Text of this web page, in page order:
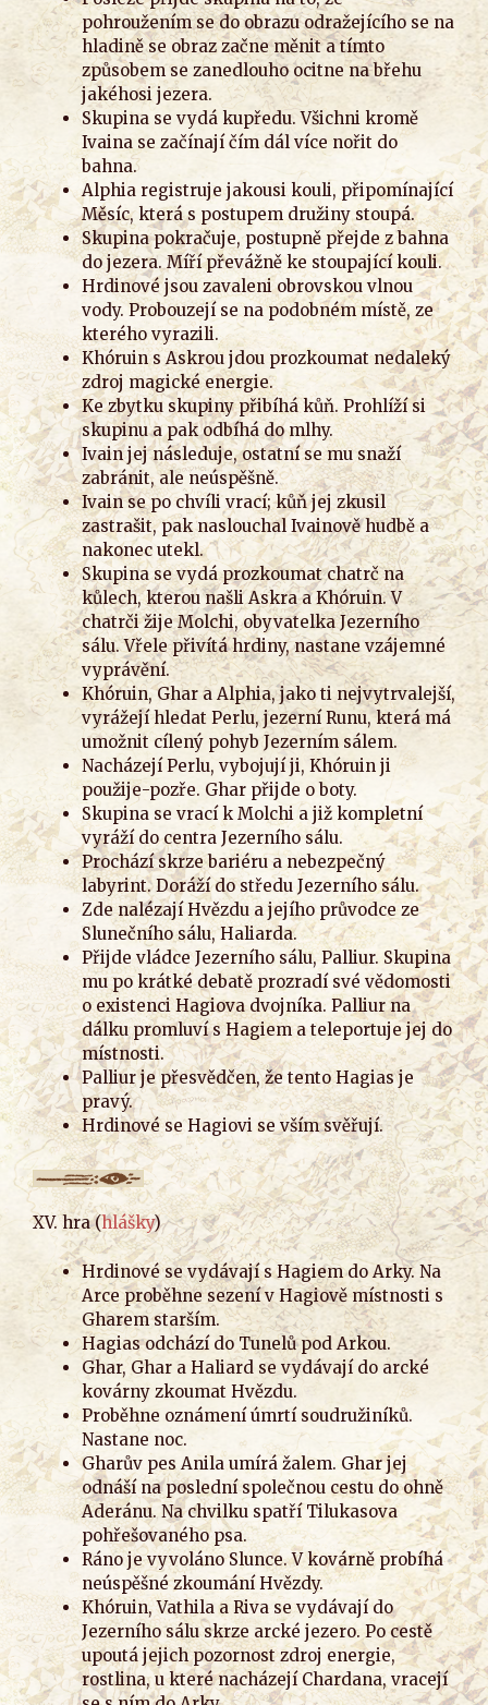
pohroužením se do obrazu odražejícího se na
hladině se obraz začne měnit a tímto
způsobem se zanedlouho ocitne na břehu
jakéhosi jezera.
Skupina se vydá kupředu. Všichni kromě
Ivaina se začínají čím dál více nořit do
bahna.
Alphia registruje jakousi kouli, připomínající
Měsíc, která s postupem družiny stoupá.
Skupina pokračuje, postupně přejde z bahna
do jezera. Míří převážně ke stoupající kouli.
Hrdinové jsou zavaleni obrovskou vlnou
vody. Probouzejí se na podobném místě, ze
kterého vyrazili.
Khóruin s Askrou jdou prozkoumat nedaleký
zdroj magické energie.
Ke zbytku skupiny přibíhá kůň. Prohlíží si
skupinu a pak odbíhá do mlhy.
Ivain jej následuje, ostatní se mu snaží
zabránit, ale neúspěšně.
Ivain se po chvíli vrací; kůň jej zkusil
zastrašit, pak naslouchal Ivainově hudbě a
nakonec utekl.
Skupina se vydá prozkoumat chatrč na
kůlech, kterou našli Askra a Khóruin. V
chatrči žije Molchi, obyvatelka Jezerního
sálu. Vřele přivítá hrdiny, nastane vzájemné
vyprávění.
Khóruin, Ghar a Alphia, jako ti nejvytrvalejší,
vyrážejí hledat Perlu, jezerní Runu, která má
umožnit cílený pohyb Jezerním sálem.
Nacházejí Perlu, vybojují ji, Khóruin ji
použije-pozře. Ghar přijde o boty.
Skupina se vrací k Molchi a již kompletní
vyráží do centra Jezerního sálu.
Prochází skrze bariéru a nebezpečný
labyrint. Doráží do středu Jezerního sálu.
Zde nalézají Hvězdu a jejího průvodce ze
Slunečního sálu, Haliarda.
Přijde vládce Jezerního sálu, Palliur. Skupina
mu po krátké debatě prozradí své vědomosti
o existenci Hagiova dvojníka. Palliur na
dálku promluví s Hagiem a teleportuje jej do
místnosti.
Palliur je přesvědčen, že tento Hagias je
pravý.
Hrdinové se Hagiovi se vším svěřují.
XV. hra (hlášky)
Hrdinové se vydávají s Hagiem do Arky. Na
Arce proběhne sezení v Hagiově místnosti s
Gharem starším.
Hagias odchází do Tunelů pod Arkou.
Ghar, Ghar a Haliard se vydávají do arcké
kovárny zkoumat Hvězdu.
Proběhne oznámení úmrtí soudružiníků.
Nastane noc.
Gharův pes Anila umírá žalem. Ghar jej
odnáší na poslední společnou cestu do ohně
Aderánu. Na chvilku spatří Tilukasova
pohřešovaného psa.
Ráno je vyvoláno Slunce. V kovárně probíhá
neúspěšné zkoumání Hvězdy.
Khóruin, Vathila a Riva se vydávají do
Jezerního sálu skrze arcké jezero. Po cestě
upoutá jejich pozornost zdroj energie,
rostlina, u které nacházejí Chardana, vracejí